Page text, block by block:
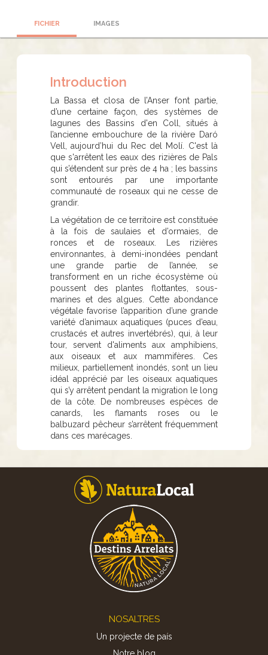
FICHIER IMAGES
Introduction
La Bassa et closa de l’Anser font partie,
d’une certaine façon, des systèmes de
lagunes des Bassins d'en Coll, situés à
l’ancienne embouchure de la rivière Daró
Vell, aujourd’hui du Rec del Molí. C'est là
que s'arrêtent les eaux des rizières de Pals
qui s’étendent sur près de 4 ha ; les bassins
sont entourés par une importante
communauté de roseaux qui ne cesse de
grandir.
La végétation de ce territoire est constituée
à la fois de saulaies et d’ormaies, de
ronces et de roseaux. Les rizières
environnantes, à demi-inondées pendant
une grande partie de l’année, se
transforment en un riche écosystème où
poussent des plantes flottantes, sous-
marines et des algues. Cette abondance
végétale favorise l’apparition d’une grande
variété d’animaux aquatiques (puces d’eau,
crustacés et autres invertébrés), qui, à leur
tour, servent d'aliments aux amphibiens,
aux oiseaux et aux mammifères. Ces
milieux, partiellement inondés, sont un lieu
idéal apprécié par les oiseaux aquatiques
qui s’y arrêtent pendant la migration le long
de la côte. De nombreuses espèces de
canards, les flamants roses ou le
balbuzard pêcheur s’arrêtent fréquemment
dans ces marécages.
NOSALTRES
Un projecte de país
Notre blog